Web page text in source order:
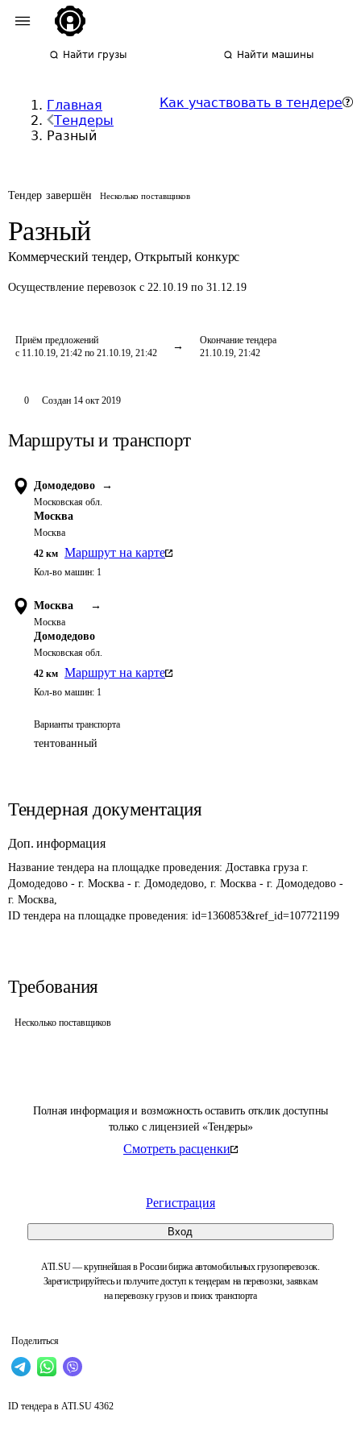
Найти грузы Найти машины
Главная
Тендеры
Разный
Как участвовать в тендере
Тендер завершён Несколько поставщиков
Разный
Коммерческий тендер, Открытый конкурс
Осуществление перевозок с 22.10.19 по 31.12.19
Приём предложений
с 11.10.19, 21:42 по 21.10.19, 21:42
Окончание тендера
21.10.19, 21:42
Полная информация и возможность оставить отклик доступны
только с лицензией «Тендеры»
Смотреть расценки
Регистрация
Вход
ATI.SU — крупнейшая в России биржа автомобильных грузоперевозок.
Зарегистрируйтесь и получите доступ к тендерам на перевозки, заявкам
на перевозку грузов и поиск транспорта
Поделиться
0 Создан 14 окт 2019
Маршруты и транспорт
Домодедово →
Московская обл.
Москва
Москва
42 км Маршрут на карте
Кол-во машин: 1
Москва →
Москва
Домодедово
Московская обл.
42 км Маршрут на карте
Кол-во машин: 1
Варианты транспорта
тентованный
Тендерная документация
Доп. информация
Название тендера на площадке проведения: Доставка груза г.
Домодедово - г. Москва - г. Домодедово, г. Москва - г. Домодедово -
г. Москва,
ID тендера на площадке проведения: id=1360853&ref_id=107721199
Требования
Несколько поставщиков
ID тендера в ATI.SU 4362